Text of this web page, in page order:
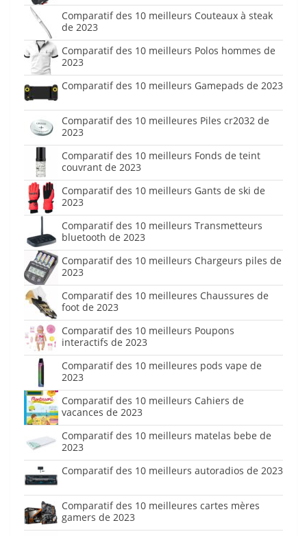
Comparatif des 10 meilleurs Couteaux à steak
de 2023
Comparatif des 10 meilleurs Polos hommes de
2023
Comparatif des 10 meilleurs Gamepads de 2023
Comparatif des 10 meilleures Piles cr2032 de
2023
Comparatif des 10 meilleurs Fonds de teint
couvrant de 2023
Comparatif des 10 meilleurs Gants de ski de
2023
Comparatif des 10 meilleurs Transmetteurs
bluetooth de 2023
Comparatif des 10 meilleurs Chargeurs piles de
2023
Comparatif des 10 meilleures Chaussures de
foot de 2023
Comparatif des 10 meilleurs Poupons
interactifs de 2023
Comparatif des 10 meilleures pods vape de
2023
Comparatif des 10 meilleurs Cahiers de
vacances de 2023
Comparatif des 10 meilleurs matelas bebe de
2023
Comparatif des 10 meilleurs autoradios de 2023
Comparatif des 10 meilleures cartes mères
gamers de 2023